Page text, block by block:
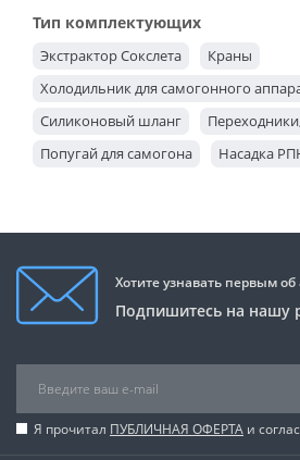
Тип комплектующих
Экстрактор Сокслета
Краны
Холодильник для самогонного
Силиконовый шланг
Попугай для самогона
Насадка
Хотите узнавать первым
Подпишитесь на нашу
Я прочитал ПУБЛИЧНАЯ ОФЕРТА и